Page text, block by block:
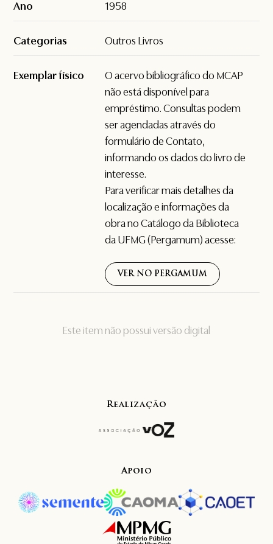
Este item não possui versão digital
Ano 1958
Categorias Outros Livros
Exemplar físico
O acervo bibliográfico do MCAP
não está disponível para
empréstimo. Consultas podem
ser agendadas através do
formulário deContato,
informando os dados do livro de
interesse.
Para verificar mais detalhes da
localização e informações da
obra no Catálogo da Biblioteca
da UFMG (Pergamum) acesse:
VER NO PERGAMUM
Realização
Apoio